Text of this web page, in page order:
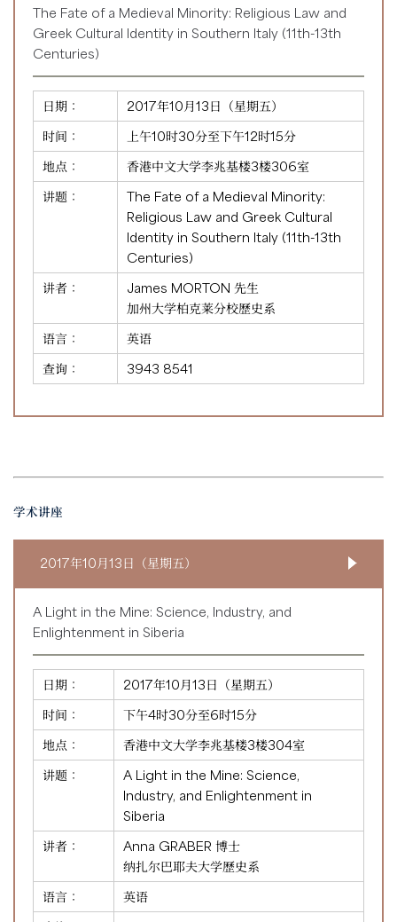
The Fate of a Medieval Minority: Religious Law and
Greek Cultural Identity in Southern Italy (11th-13th
Centuries)
日期：
2017年10月13日（星期五）
时间：
上午10时30分至下午12时15分
地点：
香港中文大学李兆基楼3楼306室
讲题：
The Fate of a Medieval Minority:
Religious Law and Greek Cultural
Identity in Southern Italy (11th-13th
Centuries)
讲者：
James MORTON 先生
加州大学柏克莱分校歷史系
语言：
英语
查询：
3943 8541
学术讲座
2017年10月13日（星期五）
A Light in the Mine: Science, Industry, and
Enlightenment in Siberia
日期：
2017年10月13日（星期五）
时间：
下午4时30分至6时15分
地点：
香港中文大学李兆基楼3楼304室
讲题：
A Light in the Mine: Science,
Industry, and Enlightenment in
Siberia
讲者：
Anna GRABER 博士
纳扎尔巴耶夫大学歷史系
语言：
英语